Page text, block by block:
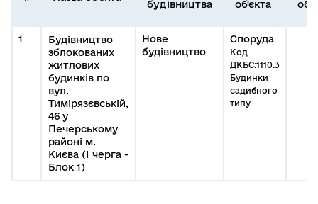
будівництва
об'єкта
1
Будівництво
зблокованих
житлових
будинків по
вул.
Тимірязєвській,
46 у
Печерському
районі м.
Києва (І черга -
Блок 1)
Нове
будівництво
Споруда
Код
ДКБС:1110.3
Будинки
садибного
типу